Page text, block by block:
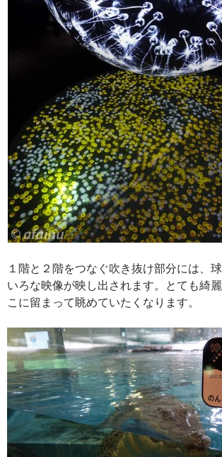
１階と２階をつなぐ吹き抜け部分には、
いろな映像が映し出されます。とても綺
こに留まって眺めていたくなります。